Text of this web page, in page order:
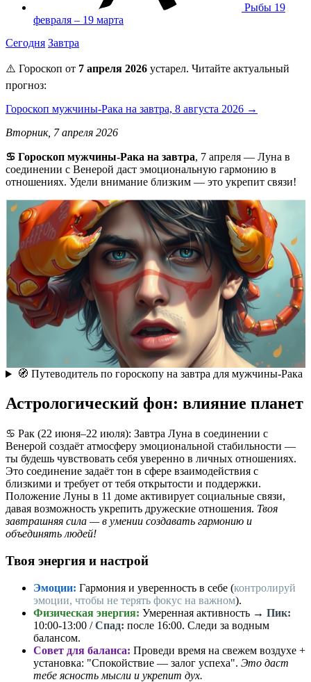
Рыбы 19
февраля – 19 марта
Сегодня Завтра
⚠️ Гороскоп от 7 апреля 2026 устарел. Читайте актуальный
прогноз:
Гороскоп мужчины-Рака на завтра, 8 августа 2026 →
Вторник, 7 апреля 2026
♋️ Гороскоп мужчины-Рака на завтра, 7 апреля — Луна в
соединении с Венерой даст эмоциональную гармонию в
отношениях. Удели внимание близким — это укрепит связи!
🧭 Путеводитель по гороскопу на завтра для мужчины-Рака
Астрологический фон: влияние планет
♋ Рак (22 июня–22 июля): Завтра Луна в соединении с
Венерой создаёт атмосферу эмоциональной стабильности —
ты будешь чувствовать себя уверенно в личных отношениях.
Это соединение задаёт тон в сфере взаимодействия с
близкими и требует от тебя открытости и поддержки.
Положение Луны в 11 доме активирует социальные связи,
давая возможность укрепить дружеские отношения. Твоя
завтрашняя сила — в умении создавать гармонию и
объединять людей!
Твоя энергия и настрой
Эмоции: Гармония и уверенность в себе (контролируй
эмоции, чтобы не терять фокус на важном).
Физическая энергия: Умеренная активность → Пик:
10:00-13:00 /Спад: после 16:00. Следи за водным
балансом.
Совет для баланса: Проведи время на свежем воздухе +
установка: "Спокойствие — залог успеха". Это даст
тебе ясность мысли и укрепит дух.